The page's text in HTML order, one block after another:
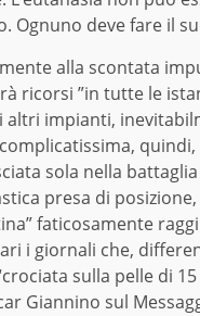
Ognuno deve fare il
alla scontata
ricorsi ”in tutte le
altri impianti,
sola nella
presa di
faticosamente
i giornali che,
sulla pelle di
Giannino sul